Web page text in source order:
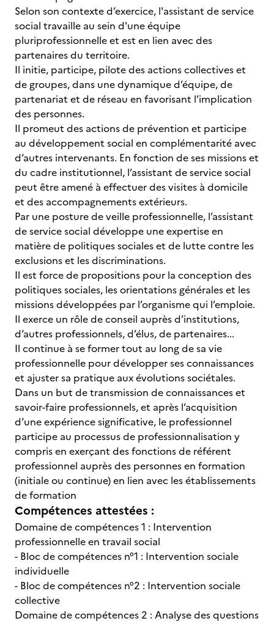
Selon son contexte d’exercice, l'assistant de service
social travaille au sein d'une équipe
pluriprofessionnelle et est en lien avec des
partenaires du territoire.
Il initie, participe, pilote des actions collectives et
de groupes, dans une dynamique d’équipe, de
partenariat et de réseau en favorisant l’implication
des personnes.
Il promeut des actions de prévention et participe
au développement social en complémentarité avec
d’autres intervenants. En fonction de ses missions et
du cadre institutionnel, l’assistant de service social
peut être amené à effectuer des visites à domicile
et des accompagnements extérieurs.
Par une posture de veille professionnelle, l’assistant
de service social développe une expertise en
matière de politiques sociales et de lutte contre les
exclusions et les discriminations.
Il est force de propositions pour la conception des
politiques sociales, les orientations générales et les
missions développées par l’organisme qui l’emploie.
Il exerce un rôle de conseil auprès d’institutions,
d’autres professionnels, d’élus, de partenaires...
Il continue à se former tout au long de sa vie
professionnelle pour développer ses connaissances
et ajuster sa pratique aux évolutions sociétales.
Dans un but de transmission de connaissances et
savoir-faire professionnels, et après l’acquisition
d’une expérience significative, le professionnel
participe au processus de professionnalisation y
compris en exerçant des fonctions de référent
professionnel auprès des personnes en formation
(initiale ou continue) en lien avec les établissements
de formation
Compétences attestées :
Domaine de compétences 1 : Intervention
professionnelle en travail social
- Bloc de compétences n°1 : Intervention sociale
individuelle
- Bloc de compétences n°2 : Intervention sociale
collective
Domaine de compétences 2 : Analyse des questions